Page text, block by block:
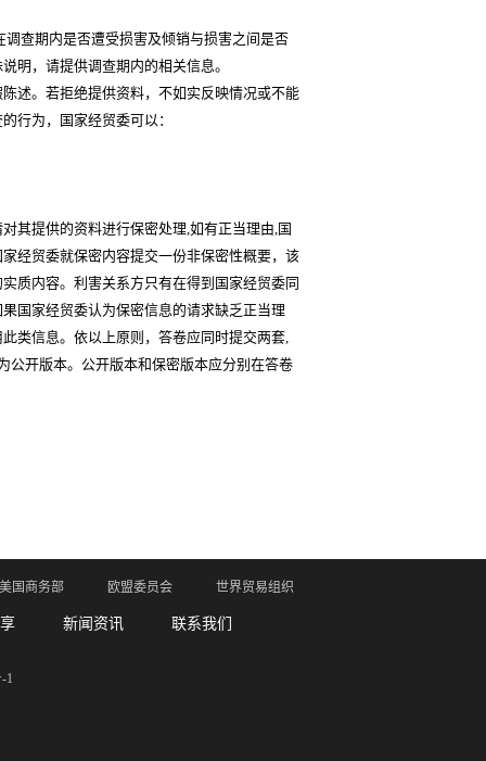
调查期内是否遭受损害及倾销与损害之间是否
明，请提供调查期内的相关信息。
述。若拒绝提供资料，不如实反映情况或不能
行为，国家经贸委可以：
其提供的资料进行保密处理,如有正当理由,国
经贸委就保密内容提交一份非保密性概要，该
质内容。利害关系方只有在得到国家经贸委同
国家经贸委认为保密信息的请求缺乏正当理
类信息。依以上原则，答卷应同时提交两套,
公开版本。公开版本和保密版本应分别在答卷
新闻资讯 联系我们
1
美国商务部 欧盟委员会 世界贸易组织